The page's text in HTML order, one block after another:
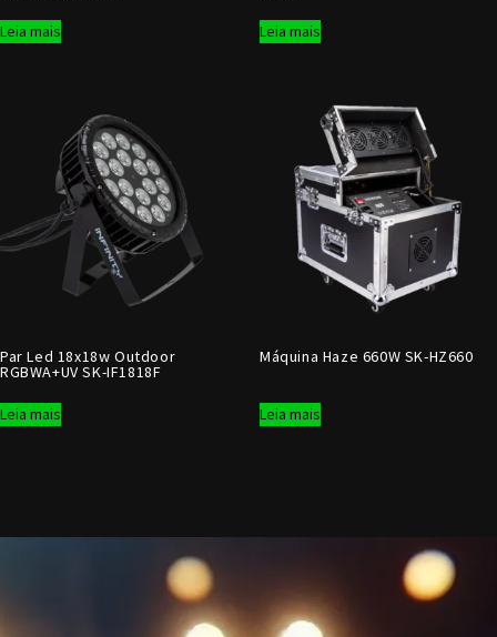
Leia mais Leia mais
Par Led 18x18w Outdoor
RGBWA+UV SK-IF1818F
Leia mais
Máquina Haze 660W SK-HZ660
Leia mais